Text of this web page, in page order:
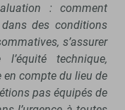
: comment
des conditions
s’assurer
l’équité technique,
en compte du lieu de
pas équipés de